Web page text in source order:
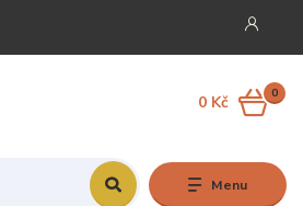
Menu
0
0 Kč